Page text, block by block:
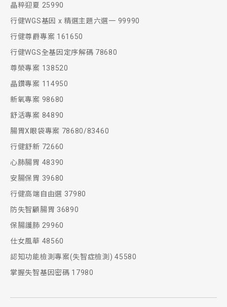
晶粹迎夏 25990
行健WGS基因 x 精選主題六選一 99990
行健尊爵專案 161650
行健WGS全基因定序解碼 78680
尊榮專案 138520
晶鑽專案 114950
新氧專案 98680
舒活專案 84890
腸胃X眼袋專案 78680/83460
行健舒新 72660
心肺腸胃 48390
安腸保胃 39680
行健高端自由選 37980
防失智顧腸胃 36890
保腸護肺 29960
仕女風華 48560
認知功能檢測專案(失智症檢測) 45580
掌握失智基因密碼 17980